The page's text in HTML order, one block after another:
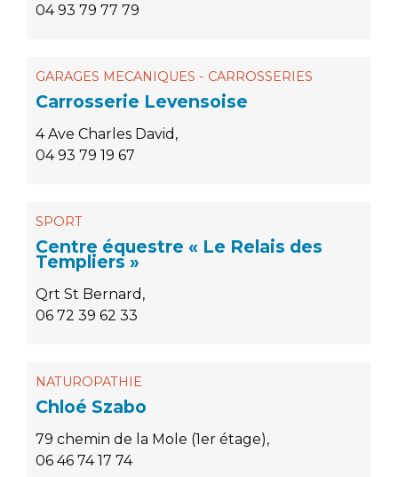
04 93 79 77 79
GARAGES MECANIQUES - CARROSSERIES
Carrosserie Levensoise
4 Ave Charles David,
04 93 79 19 67
SPORT
Centre équestre « Le Relais des
Templiers »
Qrt St Bernard,
06 72 39 62 33
NATUROPATHIE
Chloé Szabo
79 chemin de la Mole (1er étage),
06 46 74 17 74